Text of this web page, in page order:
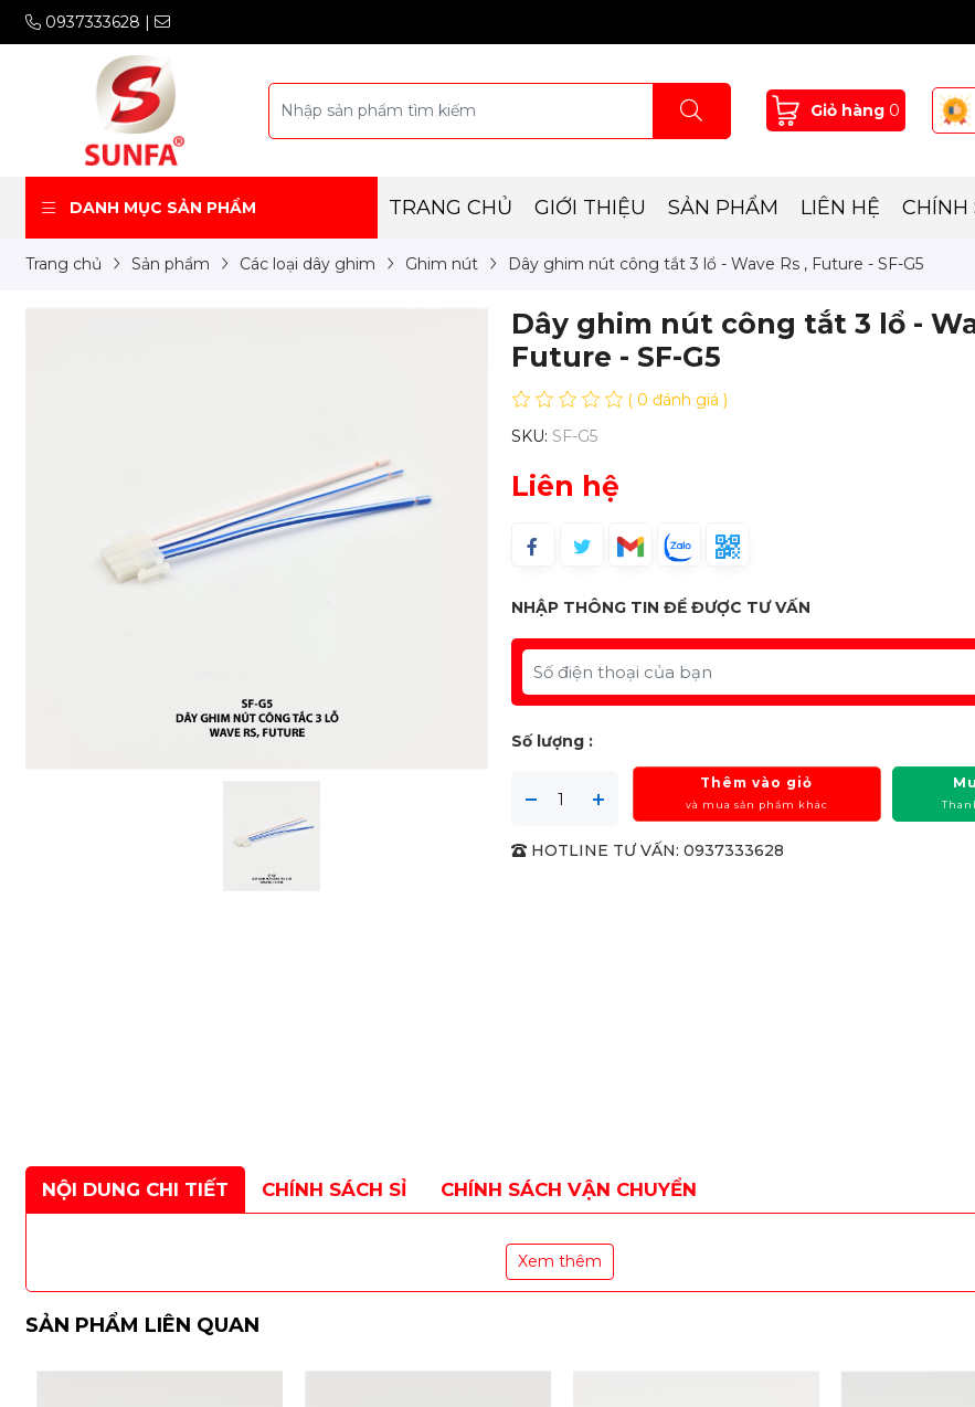
0937333628 |
Giỏ hàng 0
DANH MỤC SẢN PHẨM TRANG CHỦ GIỚI THIỆU SẢN PHẨM LIÊN HỆ CHÍNH
Trang chủ Sản phẩm Các loại dây ghim Ghim nút Dây ghim nút công tắt 3 lổ - Wave Rs , Future - SF-G5
Dây ghim nút công tắt 3 lổ -
Future - SF-G5
( 0 đánh giá )
SKU: SF-G5
Liên hệ
NHẬP THÔNG TIN ĐỂ ĐƯỢC TƯ VẤN
Số lượng :
Thêm vào giỏ
và mua sản phẩm khác
HOTLINE TƯ VẤN: 0937333628
NỘI DUNG CHI TIẾT CHÍNH SÁCH SỈ CHÍNH SÁCH VẬN CHUYỂN
Xem thêm
SẢN PHẨM LIÊN QUAN